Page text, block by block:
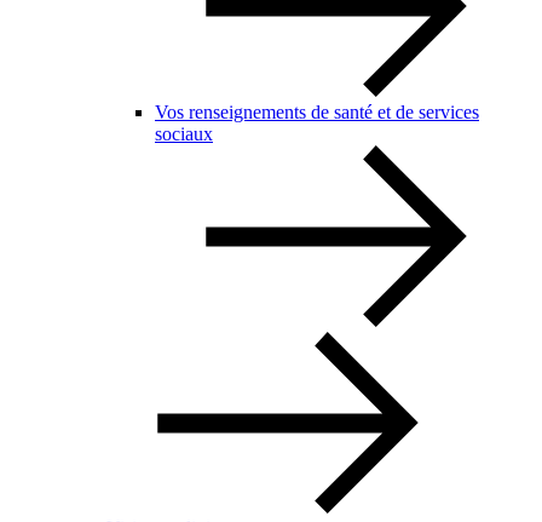
Vos renseignements de santé et de services
sociaux